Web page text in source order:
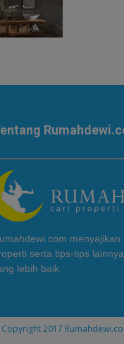
serta tips-tips
lebih baik
2017